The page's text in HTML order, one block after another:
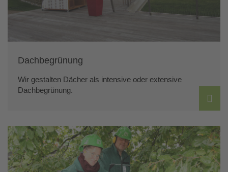
Dachbegrünung
Wir gestalten Dächer als intensive oder extensive
Dachbegrünung.